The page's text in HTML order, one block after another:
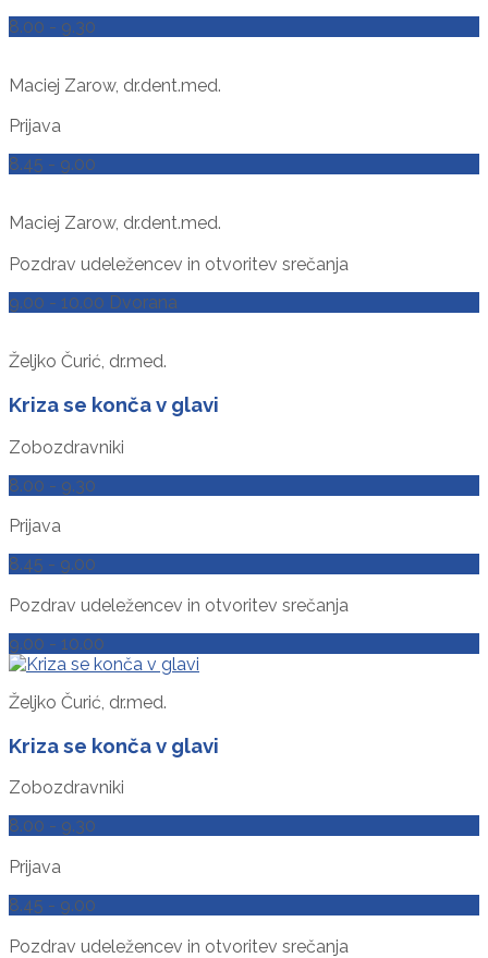
8.00 - 9.30
Maciej Zarow, dr.dent.med.
Prijava
8.45 - 9.00
Maciej Zarow, dr.dent.med.
Pozdrav udeležencev in otvoritev srečanja
9.00 - 10.00 Dvorana
Željko Čurić, dr.med.
Kriza se konča v glavi
Zobozdravniki
8.00 - 9.30
Prijava
8.45 - 9.00
Pozdrav udeležencev in otvoritev srečanja
9.00 - 10.00
Željko Čurić, dr.med.
Kriza se konča v glavi
Zobozdravniki
8.00 - 9.30
Prijava
8.45 - 9.00
Pozdrav udeležencev in otvoritev srečanja